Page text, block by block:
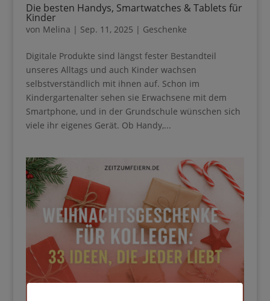
Die besten Handys, Smartwatches & Tablets für
Kinder
von Melina | Sep. 11, 2025 | Geschenke
Digitale Produkte sind längst fester Bestandteil
unseres Alltags und auch Kinder wachsen
selbstverständlich mit ihnen auf. Schon im
Kindergartenalter sehen sie Erwachsene mit dem
Smartphone, und in der Grundschule wünschen sich
viele ihr eigenes Gerät. Ob Handy,...